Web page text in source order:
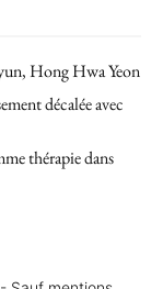
Hong Hwa Yeon
décalée avec
thérapie dans